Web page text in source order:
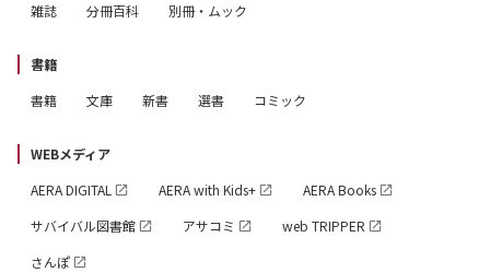
雑誌
分冊百科 別冊・ムック
書籍
書籍
文庫 新書 選書 コミック
WEBメディア
AERA DIGITAL
AERA with Kids+
AERA Books
サバイバル図書館
アサコミ
web TRIPPER
さんぽ